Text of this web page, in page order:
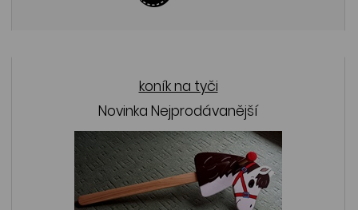
koník na tyči
Novinka Nejprodávanější